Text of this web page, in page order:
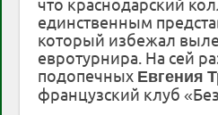
что краснодарский
единственным
который избежал
евротурнира. На сей
подопечных Евгения
французский клуб